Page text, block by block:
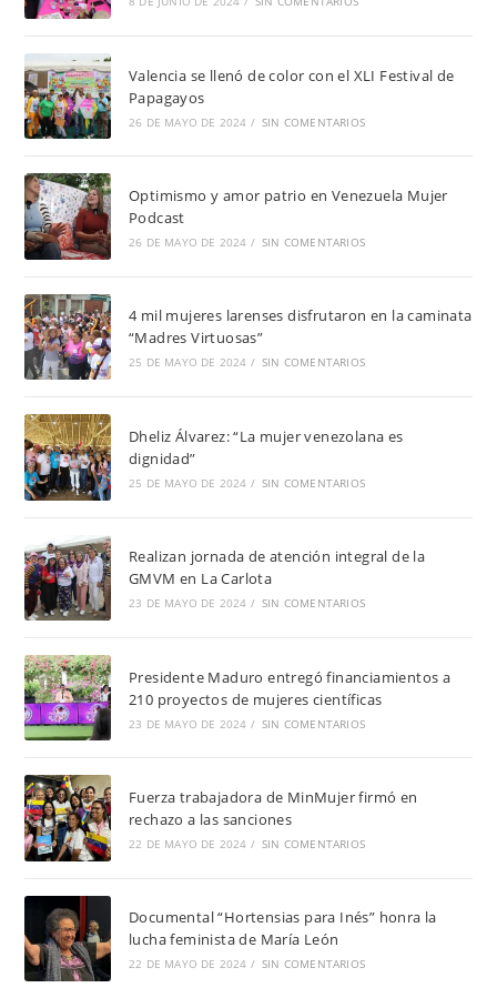
Valencia se llenó de color con el XLI Festival de
Papagayos
26 DE MAYO DE 2024 / SIN COMENTARIOS
Optimismo y amor patrio en Venezuela Mujer
Podcast
26 DE MAYO DE 2024 / SIN COMENTARIOS
4 mil mujeres larenses disfrutaron en la caminata
“Madres Virtuosas”
25 DE MAYO DE 2024 / SIN COMENTARIOS
Dheliz Álvarez: “La mujer venezolana es
dignidad”
25 DE MAYO DE 2024 / SIN COMENTARIOS
Realizan jornada de atención integral de la
GMVM en La Carlota
23 DE MAYO DE 2024 / SIN COMENTARIOS
Presidente Maduro entregó financiamientos a
210 proyectos de mujeres científicas
23 DE MAYO DE 2024 / SIN COMENTARIOS
Fuerza trabajadora de MinMujer firmó en
rechazo a las sanciones
22 DE MAYO DE 2024 / SIN COMENTARIOS
Documental “Hortensias para Inés” honra la
lucha feminista de María León
22 DE MAYO DE 2024 / SIN COMENTARIOS